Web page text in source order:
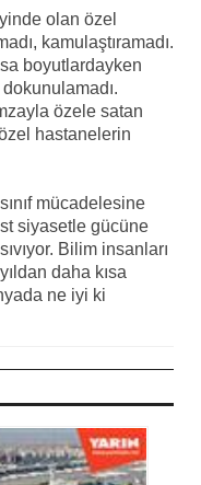
olan özel
kamulaştıramadı.
boyutlardayken
özele satan
hastanelerin
mücadelesine
siyasetle gücüne
Bilim insanları
daha kısa
ne iyi ki